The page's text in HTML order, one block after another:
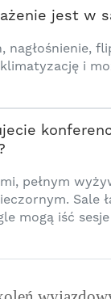
jest w
nagłośnienie,
i
pełnym
Sale
mogą iść